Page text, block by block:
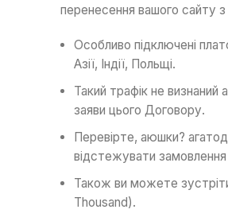
перенесення вашого сайту
Особливо підключені
Азії, Індії, Польщі.
Такий трафік не
заяви цього Договору.
Перевірте, аюшки?
відстежувати
Також ви можете
Thousand).